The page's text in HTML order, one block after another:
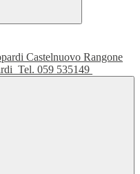
Tel. 059 535149